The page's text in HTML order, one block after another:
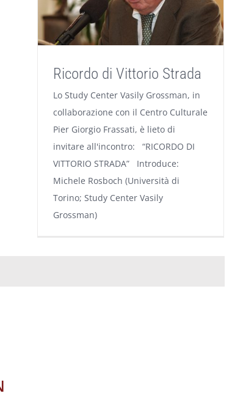
Ricordo di Vittorio Strada
Lo Study Center Vasily Grossman, in
collaborazione con il Centro Culturale
Pier Giorgio Frassati, è lieto di
invitare all'incontro: “RICORDO DI
VITTORIO STRADA” Introduce:
Michele Rosboch (Università di
Torino; Study Center Vasily
Grossman)